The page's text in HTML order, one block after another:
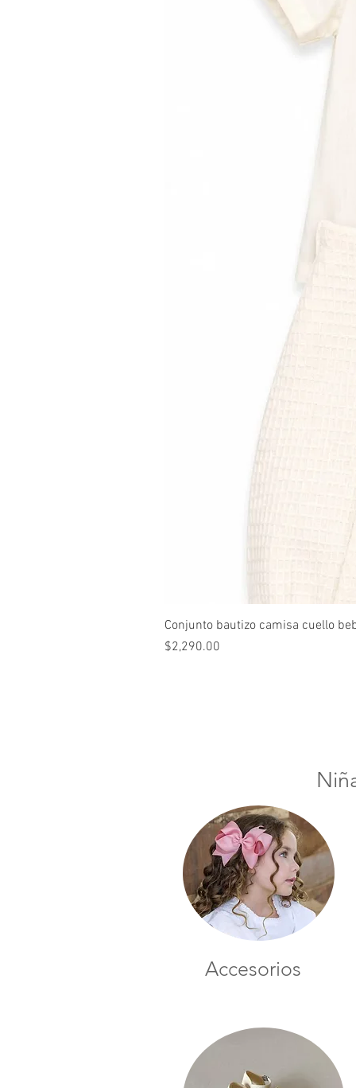
Conjunto bautizo camisa cuello
Precio
$2,290.00
Accesorios